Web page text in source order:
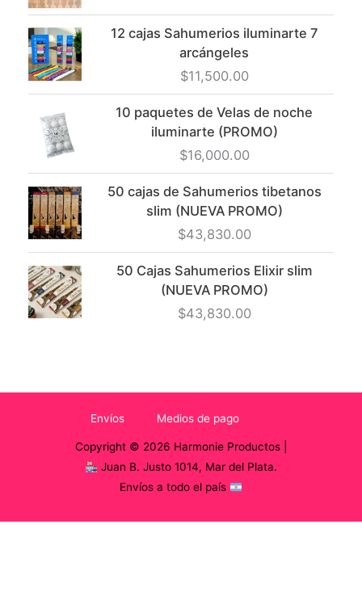
12 cajas Sahumerios iluminarte 7
arcángeles
$11,500.00
10 paquetes de Velas de noche
iluminarte (PROMO)
$16,000.00
50 cajas de Sahumerios tibetanos
slim (NUEVA PROMO)
$43,830.00
50 Cajas Sahumerios Elixir slim
(NUEVA PROMO)
$43,830.00
Envíos Medios de pago
Copyright © 2026 Harmonie Productos |
Juan B. Justo 1014, Mar del Plata.
Envíos a todo el país